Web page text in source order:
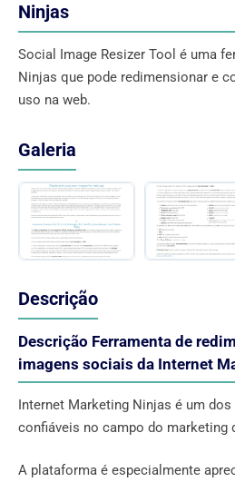
Ninjas
Social Image Resizer Tool é uma
Ninjas que pode redimensionar e
uso na web.
Galeria
Descrição
Descrição Ferramenta de
imagens sociais da Internet
Internet Marketing Ninjas é um
confiáveis ​​no campo do marketing
A plataforma é especialmente